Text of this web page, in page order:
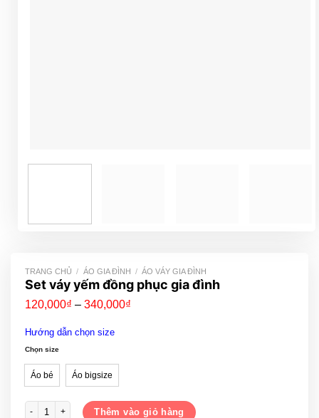
TRANG CHỦ / ÁO GIA ĐÌNH / ÁO VÁY GIA ĐÌNH
Set váy yếm đồng phục gia đình
120,000₫ – 340,000₫
Hướng dẫn chọn size
Chọn size
Áo bé Áo bigsize
Set váy yếm đồng phục gia đình số lượng
Thêm vào giỏ hàng